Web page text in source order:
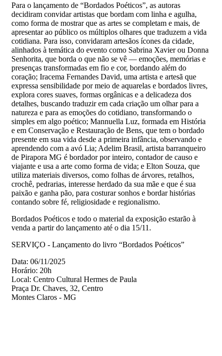
Para o lançamento de “Bordados Poéticos”, as autoras
decidiram convidar artistas que bordam com linha e agulha,
como forma de mostrar que as artes se completam e mais, de
apresentar ao público os múltiplos olhares que traduzem a vida
cotidiana. Para isso, convidaram artesãos ícones da cidade,
alinhados à temática do evento como Sabrina Xavier ou Donna
Senhorita, que borda o que não se vê — emoções, memórias e
presenças transformadas em fio e cor, bordando além do
coração; Iracema Fernandes David, uma artista e artesã que
expressa sensibilidade por meio de aquarelas e bordados livres,
explora cores suaves, formas orgânicas e a delicadeza dos
detalhes, buscando traduzir em cada criação um olhar para a
natureza e para as emoções do cotidiano, transformando o
simples em algo poético; Mannuella Luz, formada em História
e em Conservação e Restauração de Bens, que tem o bordado
presente em sua vida desde a primeira infância, observando e
aprendendo com a avó Lia; Adelim Brasil, artista barranqueiro
de Pirapora MG é bordador por inteiro, contador de causo e
viajante e usa a arte como forma de vida; e Elton Souza, que
utiliza materiais diversos, como folhas de árvores, retalhos,
crochê, pedrarias, interesse herdado da sua mãe e que é sua
paixão e ganha pão, para costurar sonhos e bordar histórias
contando sobre fé, religiosidade e regionalismo.
Bordados Poéticos e todo o material da exposição estarão à
venda a partir do lançamento até o dia 15/11.
SERVIÇO - Lançamento do livro “Bordados Poéticos”
Data: 06/11/2025
Horário: 20h
Local: Centro Cultural Hermes de Paula
Praça Dr. Chaves, 32, Centro
Montes Claros - MG